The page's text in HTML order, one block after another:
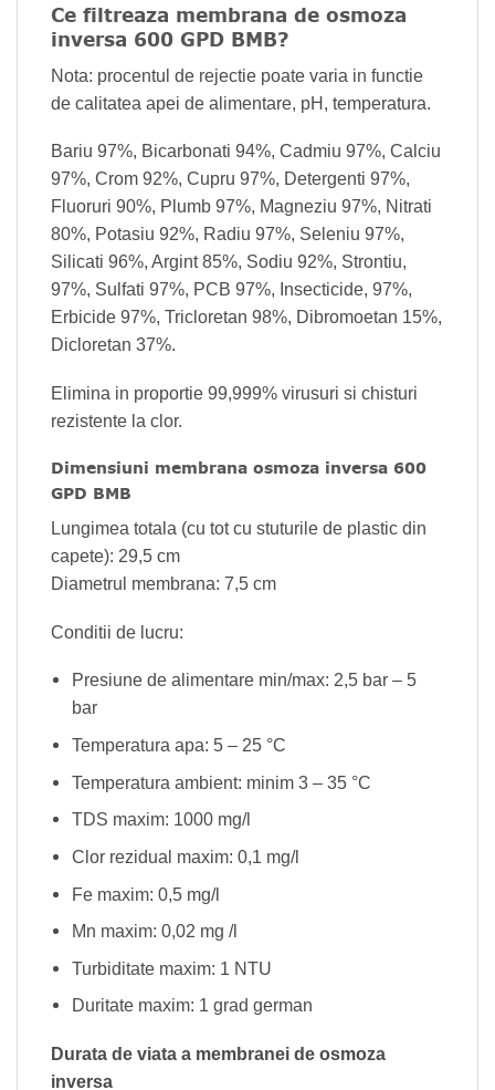
Ce filtreaza membrana de osmoza
inversa 600 GPD BMB?
Nota: procentul de rejectie poate varia in functie
de calitatea apei de alimentare, pH, temperatura.
Bariu 97%, Bicarbonati 94%, Cadmiu 97%, Calciu
97%, Crom 92%, Cupru 97%, Detergenti 97%,
Fluoruri 90%, Plumb 97%, Magneziu 97%, Nitrati
80%, Potasiu 92%, Radiu 97%, Seleniu 97%,
Silicati 96%, Argint 85%, Sodiu 92%, Strontiu,
97%, Sulfati 97%, PCB 97%, Insecticide, 97%,
Erbicide 97%, Tricloretan 98%, Dibromoetan 15%,
Dicloretan 37%.
Elimina in proportie 99,999% virusuri si chisturi
rezistente la clor.
Dimensiuni membrana osmoza inversa 600
GPD BMB
Lungimea totala (cu tot cu stuturile de plastic din
capete): 29,5 cm
Diametrul membrana: 7,5 cm
Conditii de lucru:
Presiune de alimentare min/max: 2,5 bar – 5
bar
Temperatura apa: 5 – 25 °C
Temperatura ambient: minim 3 – 35 °C
TDS maxim: 1000 mg/l
Clor rezidual maxim: 0,1 mg/l
Fe maxim: 0,5 mg/l
Mn maxim: 0,02 mg /l
Turbiditate maxim: 1 NTU
Duritate maxim: 1 grad german
Durata de viata a membranei de osmoza
inversa